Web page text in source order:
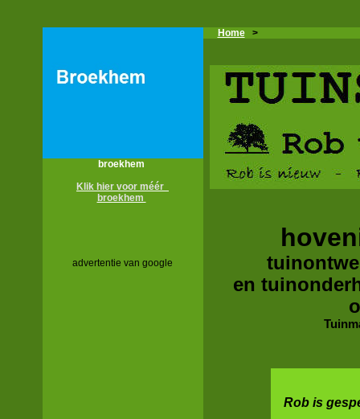
broekhem
Klik hier voor méér
broekhem
advertentie van google
Home >
en
Rob is